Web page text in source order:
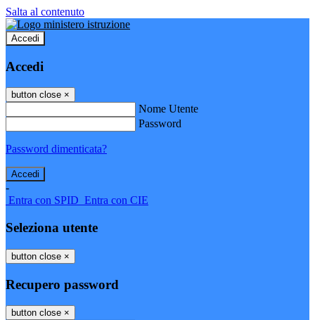
Salta al contenuto
Accedi
Accedi
button close ×
Nome Utente
Password
Password dimenticata?
-
Entra con SPID Entra con CIE
Seleziona utente
button close ×
Recupero password
button close ×